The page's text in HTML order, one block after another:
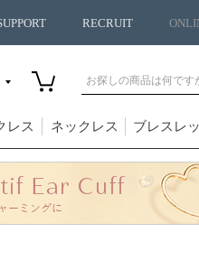
RECRUIT
レス ネックレス ブレスレ